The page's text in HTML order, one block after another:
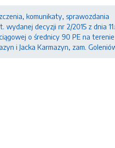
komunikaty, sprawozdania
wydanej decyzji nr 2/2015 z dnia
o średnicy 90 PE na
i Jacka Karmazyn, zam.